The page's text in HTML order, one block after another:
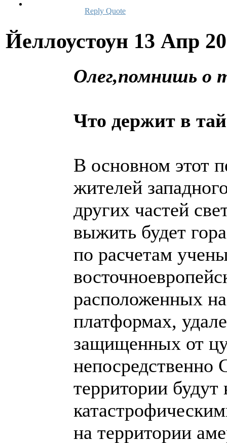
Reply Quote
Йеллоустоун 13 Апр
Олег,помнишь о
Что держит в
В основном этот
жителей
других частей
выжить будет
по расчетам
расположенных
платформах,
защищенных от
территории будут
на территории